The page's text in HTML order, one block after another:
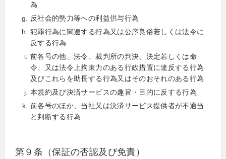
為
反社会的勢力等への利益供与行為
犯罪行為に関連する行為又は公序良俗若しくは法令に
反する行為
前各号の他、法令、裁判所の判決、決定若しくは命
令、又は法令上拘束力のある行政措置に違反する行為
及びこれらを助長する行為又はそのおそれのある行為
本規約及び決済サービスの趣旨・目的に反する行為
前各号のほか、当社又は決済サービス提供者が不適当
と判断する行為
第９条（保証の否認及び免責）